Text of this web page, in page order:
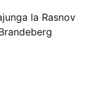
la Rasnov